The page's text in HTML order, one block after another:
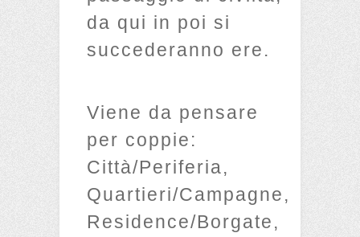
da qui in poi si
succederanno ere.
Viene da pensare
per coppie:
Città/Periferia,
Quartieri/Campagne,
Residence/Borgate,